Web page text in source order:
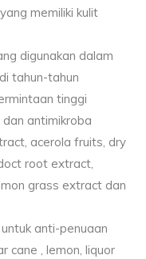
memiliki kulit
digunakan dalam
tahun-tahun
tinggi
antimikroba
acerola fruits, dry
root extract,
grass extract dan
anti-penuaan
cane , lemon, liquor